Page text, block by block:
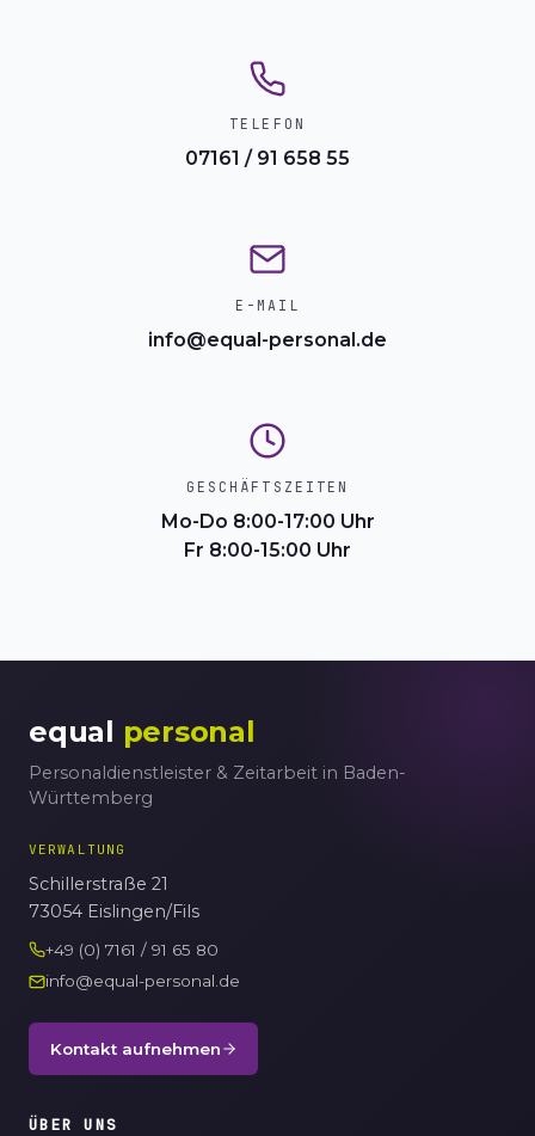
TELEFON
07161 / 91 658 55
E-MAIL
info@equal-personal.de
GESCHÄFTSZEITEN
Mo-Do 8:00-17:00 Uhr
Fr 8:00-15:00 Uhr
equal personal
Personaldienstleister & Zeitarbeit in Baden-
Württemberg
VERWALTUNG
Schillerstraße 21
73054 Eislingen/Fils
+49 (0) 7161 / 91 65 80
info@equal-personal.de
Kontakt aufnehmen
ÜBER UNS